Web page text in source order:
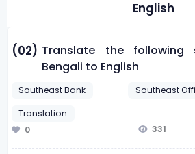
English
(02) Translate the following
Bengali to English
Southeast Bank Southeast
Translation
0
331